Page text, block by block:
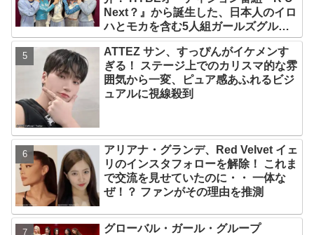
Next？』から誕生した、日本人のイロ
ハとモカを含む5人組ガールズグルー
プ！ デビュー曲「Magnetic」がいき
なりの大ヒット
ATTEZ サン、すっぴんがイケメンす
ぎる！ ステージ上でのカリスマ的な雰
囲気から一変、ピュア感あふれるビジ
ュアルに視線殺到
アリアナ・グランデ、Red Velvet イェ
リのインスタフォローを解除！ これま
で交流を見せていたのに・・ 一体な
ぜ！？ ファンがその理由を推測
グローバル・ガール・グループ